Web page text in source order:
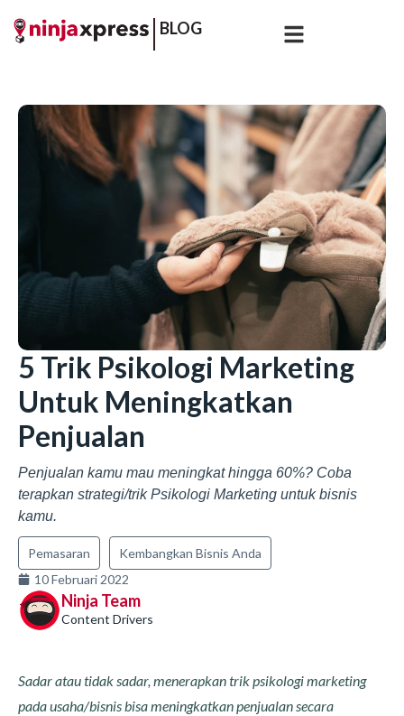
BLOG
5 Trik Psikologi Marketing
Untuk Meningkatkan
Penjualan
Penjualan kamu mau meningkat hingga 60%? Coba
terapkan strategi/trik Psikologi Marketing untuk bisnis
kamu.
Pemasaran
Kembangkan Bisnis Anda
10 Februari 2022
Ninja Team
Content Drivers
Sadar atau tidak sadar, menerapkan trik psikologi marketing
pada usaha/bisnis bisa meningkatkan penjualan secara